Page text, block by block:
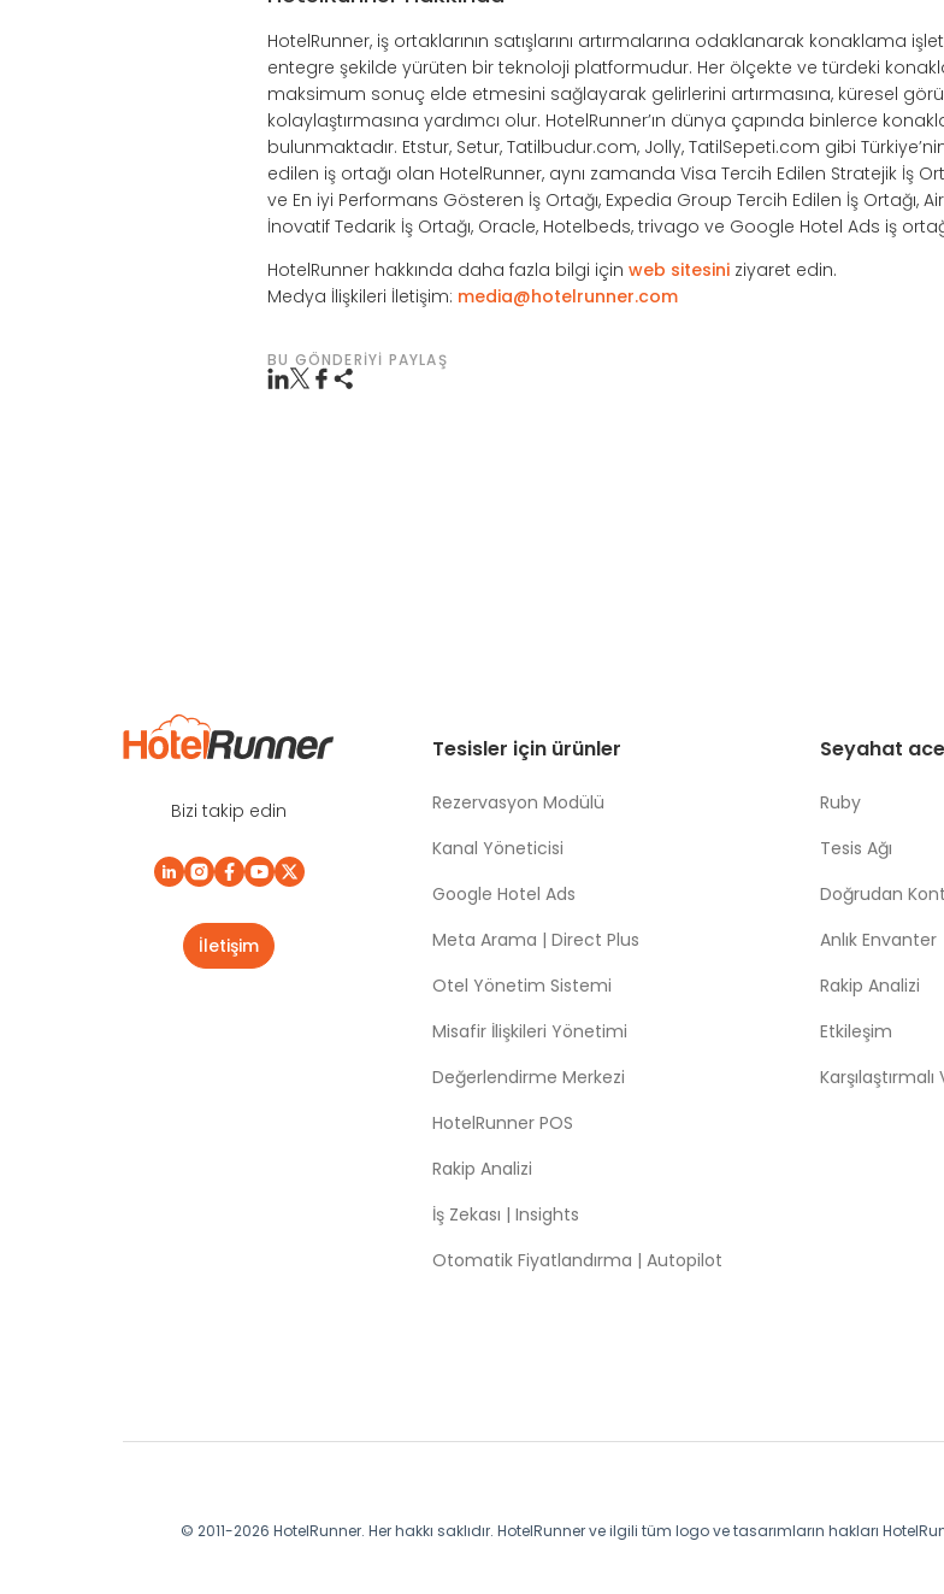
HotelRunner, iş ortaklarının satışlarını artırmalarına odaklanarak konaklama
entegre şekilde yürüten bir teknoloji platformudur. Her ölçekte ve türdeki
maksimum sonuç elde etmesini sağlayarak gelirlerini artırmasına, küresel
kolaylaştırmasına yardımcı olur. HotelRunner’ın dünya çapında binlerce
bulunmaktadır. Etstur, Setur, Tatilbudur.com, Jolly, TatilSepeti.com gibi
edilen iş ortağı olan HotelRunner, aynı zamanda Visa Tercih Edilen Stratejik İş
ve En iyi Performans Gösteren İş Ortağı, Expedia Group Tercih Edilen İş Ortağı,
İnovatif Tedarik İş Ortağı, Oracle, Hotelbeds, trivago ve Google Hotel Ads iş
HotelRunner hakkında daha fazla bilgi için web sitesini ziyaret edin.
Medya İlişkileri İletişim: media@hotelrunner.com
BU GÖNDERIYI PAYLAŞ
Bizi takip edin
İletişim
Tesisler için ürünler
Rezervasyon Modülü
Kanal Yöneticisi
Google Hotel Ads
Meta Arama | Direct Plus
Otel Yönetim Sistemi
Misafir İlişkileri Yönetimi
Değerlendirme Merkezi
HotelRunner POS
Rakip Analizi
İş Zekası | Insights
Otomatik Fiyatlandırma | Autopilot
Seyahat
Ruby
Tesis Ağı
Doğrudan
Anlık Envanter
Rakip Analizi
Etkileşim
Karşılaştırmalı
© 2011-2026 HotelRunner. Her hakkı saklıdır. HotelRunner ve ilgili tüm logo ve tasarımların hakları